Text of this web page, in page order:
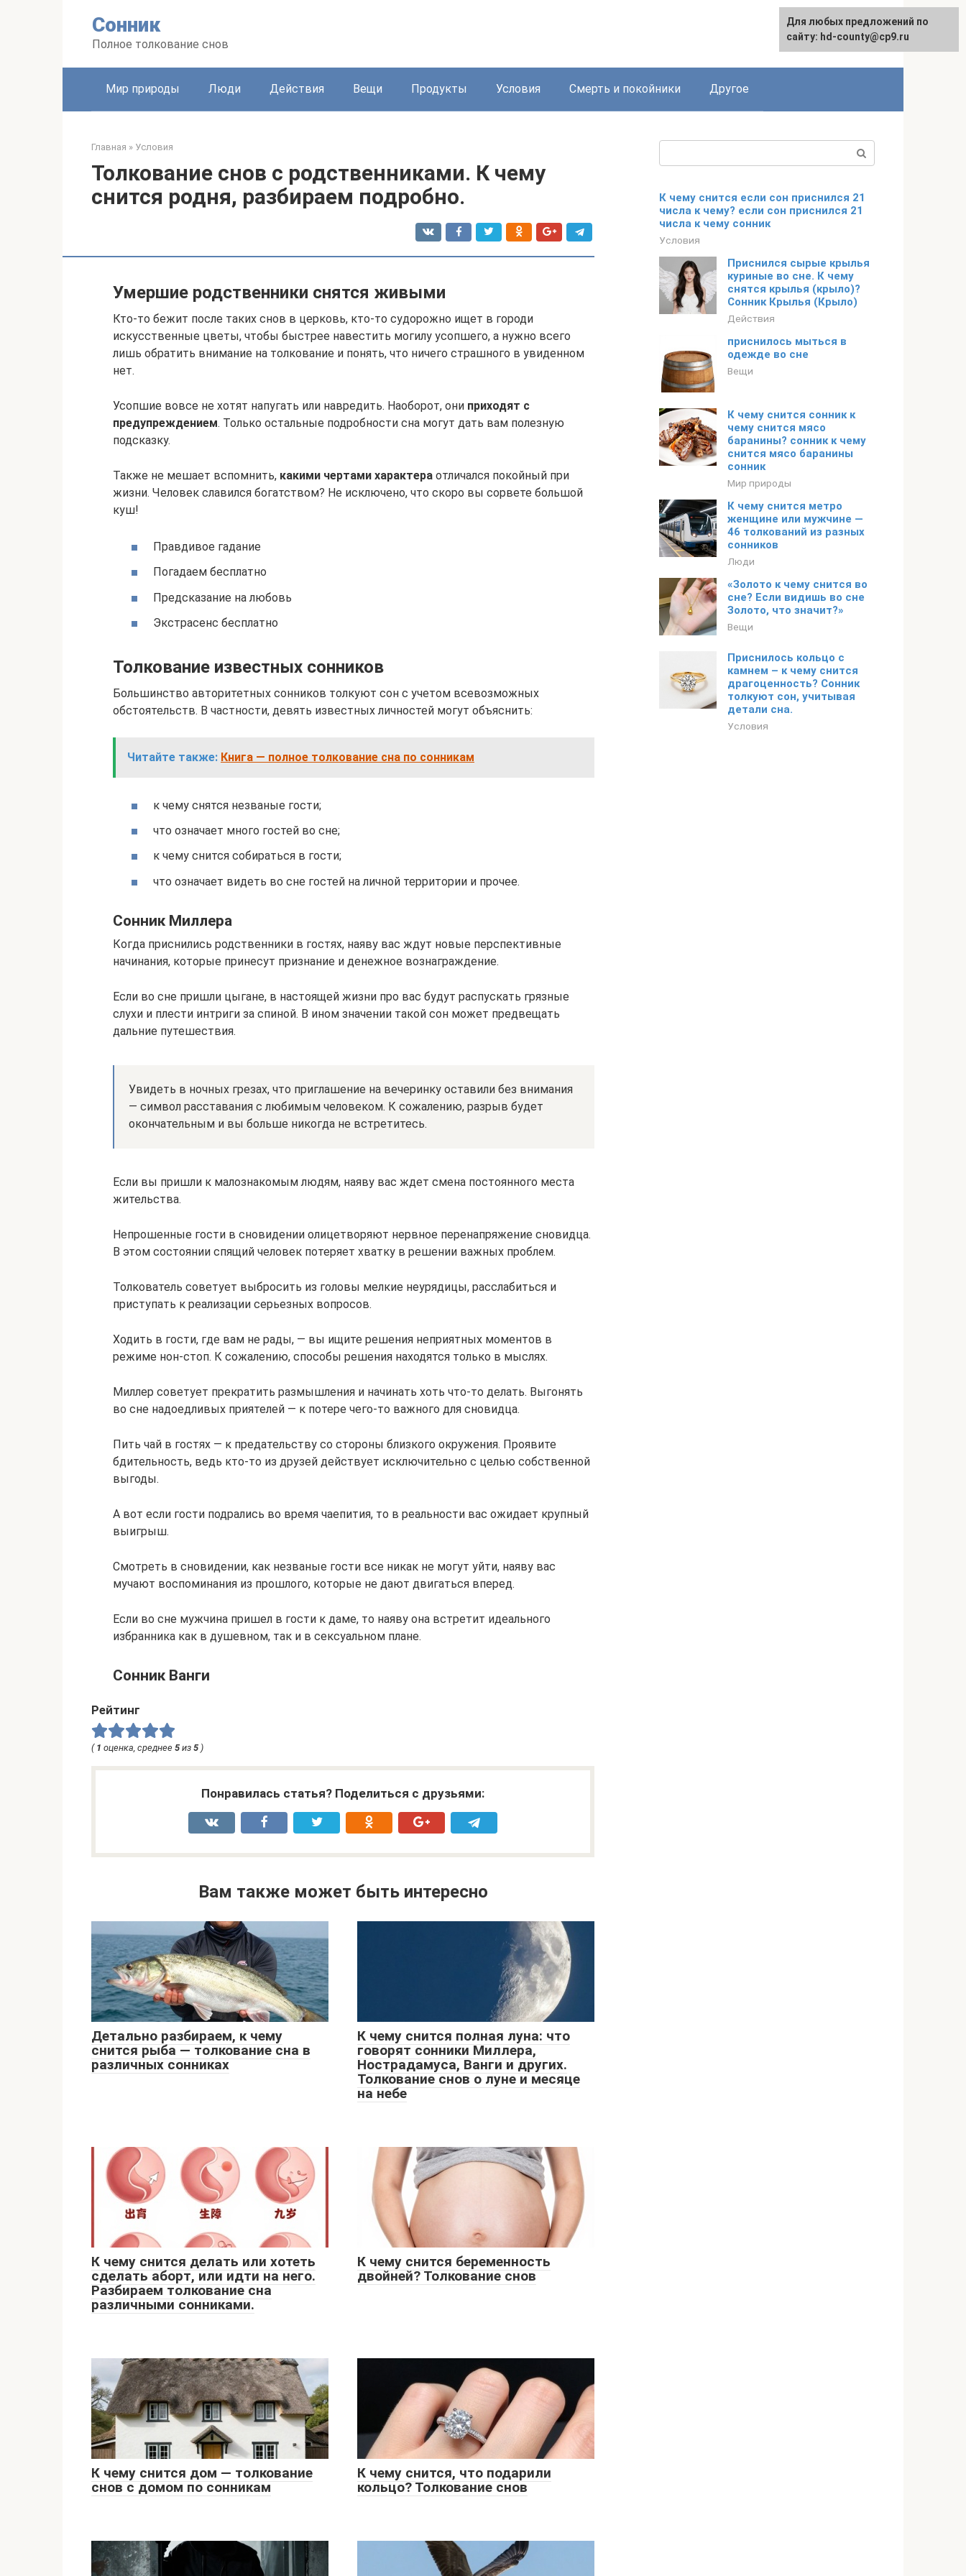
Сонник
Полное толкование снов
Мир природы Люди Действия Вещи Продукты Условия Смерть и покойники Другое
Главная » Условия
Толкование снов с родственниками. К чему
снится родня, разбираем подробно.
Умершие родственники снятся живыми
Кто-то бежит после таких снов в церковь, кто-то судорожно ищет в городи
искусственные цветы, чтобы быстрее навестить могилу усопшего, а нужно всего
лишь обратить внимание на толкование и понять, что ничего страшного в увиденном
нет.
Усопшие вовсе не хотят напугать или навредить. Наоборот, они приходят с
предупреждением. Только остальные подробности сна могут дать вам полезную
подсказку.
Также не мешает вспомнить, какими чертами характера отличался покойный при
жизни. Человек славился богатством? Не исключено, что скоро вы сорвете большой
куш!
Правдивое гадание
Погадаем бесплатно
Предсказание на любовь
Экстрасенс бесплатно
Толкование известных сонников
Большинство авторитетных сонников толкуют сон с учетом всевозможных
обстоятельств. В частности, девять известных личностей могут объяснить:
Читайте также: Книга — полное толкование сна по сонникам
к чему снятся незваные гости;
что означает много гостей во сне;
к чему снится собираться в гости;
что означает видеть во сне гостей на личной территории и прочее.
Сонник Миллера
Когда приснились родственники в гостях, наяву вас ждут новые перспективные
начинания, которые принесут признание и денежное вознаграждение.
Если во сне пришли цыгане, в настоящей жизни про вас будут распускать грязные
слухи и плести интриги за спиной. В ином значении такой сон может предвещать
дальние путешествия.
Увидеть в ночных грезах, что приглашение на вечеринку оставили без внимания
— символ расставания с любимым человеком. К сожалению, разрыв будет
окончательным и вы больше никогда не встретитесь.
Если вы пришли к малознакомым людям, наяву вас ждет смена постоянного места
жительства.
Непрошенные гости в сновидении олицетворяют нервное перенапряжение сновидца.
В этом состоянии спящий человек потеряет хватку в решении важных проблем.
Толкователь советует выбросить из головы мелкие неурядицы, расслабиться и
приступать к реализации серьезных вопросов.
Ходить в гости, где вам не рады, — вы ищите решения неприятных моментов в
режиме нон-стоп. К сожалению, способы решения находятся только в мыслях.
Миллер советует прекратить размышления и начинать хоть что-то делать. Выгонять
во сне надоедливых приятелей — к потере чего-то важного для сновидца.
Пить чай в гостях — к предательству со стороны близкого окружения. Проявите
бдительность, ведь кто-то из друзей действует исключительно с целью собственной
выгоды.
А вот если гости подрались во время чаепития, то в реальности вас ожидает крупный
выигрыш.
Смотреть в сновидении, как незваные гости все никак не могут уйти, наяву вас
мучают воспоминания из прошлого, которые не дают двигаться вперед.
Если во сне мужчина пришел в гости к даме, то наяву она встретит идеального
избранника как в душевном, так и в сексуальном плане.
Сонник Ванги
Рейтинг
( 1 оценка, среднее 5 из 5 )
Понравилась статья? Поделиться с друзьями:
Вам также может быть интересно
Детально разбираем, к чему
снится рыба — толкование сна в
различных сонниках
К чему снится полная луна: что
говорят сонники Миллера,
Нострадамуса, Ванги и других.
Толкование снов о луне и месяце
на небе
К чему снится делать или хотеть
сделать аборт, или идти на него.
Разбираем толкование сна
различными сонниками.
К чему снится беременность
двойней? Толкование снов
К чему снится дом — толкование
снов с домом по сонникам
К чему снится, что подарили
кольцо? Толкование снов
К чему снится если сон приснился 21
числа к чему? если сон приснился 21
числа к чему сонник
Условия
Приснился сырые крылья
куриные во сне. К чему
снятся крылья (крыло)?
Сонник Крылья (Крыло)
Действия
приснилось мыться в
одежде во сне
Вещи
К чему снится сонник к
чему снится мясо
баранины? сонник к чему
снится мясо баранины
сонник
Мир природы
К чему снится метро
женщине или мужчине —
46 толкований из разных
сонников
Люди
«Золото к чему снится во
сне? Если видишь во сне
Золото, что значит?»
Вещи
Приснилось кольцо с
камнем – к чему снится
драгоценность? Сонник
толкуют сон, учитывая
детали сна.
Условия
Для любых предложений по
сайту: hd-county@cp9.ru